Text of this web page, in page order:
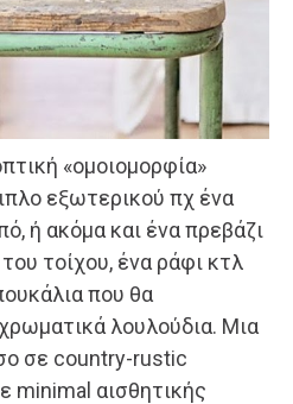
«ομοιομορφία»
εξωτερικού πχ ένα
ή ακόμα και ένα πρεβάζι
τοίχου, ένα ράφι κτλ
που θα
λουλούδια. Μια
σε country-rustic
minimal αισθητικής